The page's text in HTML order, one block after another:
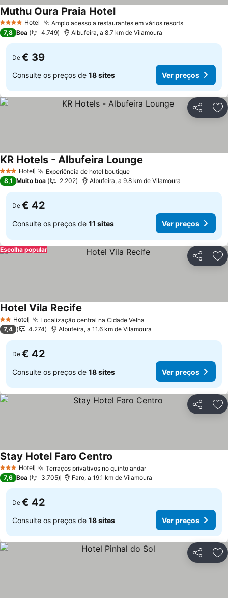
4 EstrelasHotel Amplo acesso a restaurantes em vários resortsVer preços
Muthu Oura Praia HotelVer preços
7,8 Boa 4.749 Albufeira, a 8.7 km de Vilamoura
De € 39
Consulte os preços de 18 sites Ver preços
Partilhar
3 EstrelasHotel Experiência de hotel boutiqueVer preços
KR Hotels - Albufeira Lounge
8,1 Muito boa 2.202 Albufeira, a 9.8 km de Vilamoura
De € 42
Consulte os preços de 11 sites Ver preços
Partilhar
Escolha popular
2 Estrelas
Hotel Localização central na Cidade Velha
Hotel Vila Recife
7,4 4.274 Albufeira, a 11.6 km de Vilamoura
De € 42
Consulte os preços de 18 sites Ver preços
Partilhar
3 EstrelasHotel Terraços privativos no quinto andarVer preços
Stay Hotel Faro Centro
7,6 Boa 3.705 Faro, a 19.1 km de Vilamoura
De € 42
Consulte os preços de 18 sites Ver preços
Partilhar